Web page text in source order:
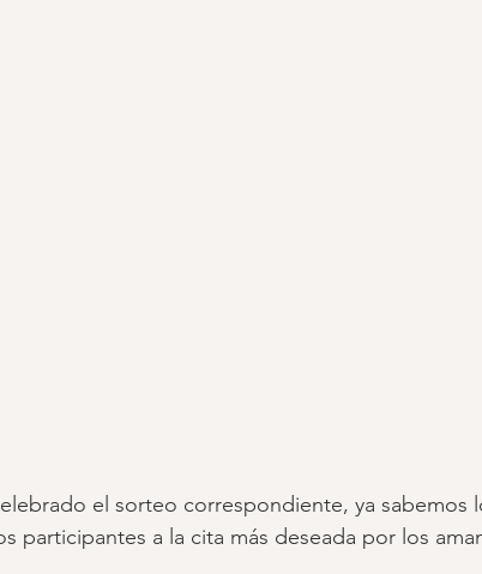
el sorteo correspondiente, ya sabemos
participantes a la cita más deseada por los